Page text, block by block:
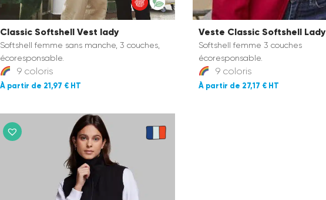
Classic Softshell Vest lady
Softshell femme sans manche, 3 couches,
écoresponsable.
9 coloris
21,97 €
Veste Classic Softshell Lady
Softshell femme 3 couches
écoresponsable.
9 coloris
27,17 €